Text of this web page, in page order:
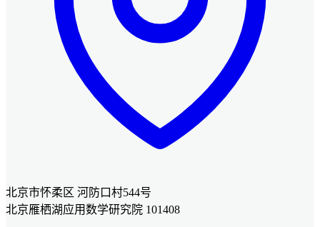
北京市怀柔区 河防口村544号
北京雁栖湖应用数学研究院 101408